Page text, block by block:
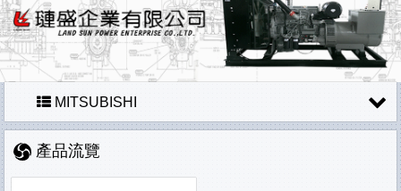
MITSUBISHI
產品流覽